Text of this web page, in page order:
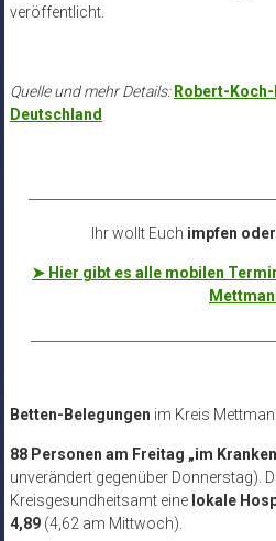
veröffentlicht.
Quelle und mehr Details: Robert-
Deutschland
Ihr wollt Euch impfen
➤ Hier gibt es alle mobilen
Betten-Belegungen im Kreis
88 Personen am Freitag „im
unverändert gegenüber Donnerstag).
Kreisgesundheitsamt eine lokale
4,89 (4,62 am Mittwoch).